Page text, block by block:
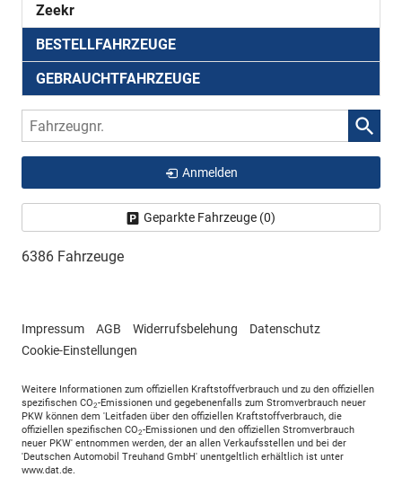
Zeekr
BESTELLFAHRZEUGE
GEBRAUCHTFAHRZEUGE
Fahrzeugnr.
Anmelden
Geparkte Fahrzeuge (0)
6386 Fahrzeuge
Impressum AGB Widerrufsbelehung
Datenschutz
Cookie-Einstellungen
Weitere Informationen zum offiziellen Kraftstoffverbrauch und zu den offiziellen
spezifischen CO2-Emissionen und gegebenenfalls zum Stromverbrauch neuer
PKW können dem 'Leitfaden über den offiziellen Kraftstoffverbrauch, die
offiziellen spezifischen CO2-Emissionen und den offiziellen Stromverbrauch
neuer PKW' entnommen werden, der an allen Verkaufsstellen und bei der
'Deutschen Automobil Treuhand GmbH' unentgeltlich erhältlich ist unter
www.dat.de.